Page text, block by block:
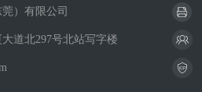
）有限公司
道北297号北站写字楼